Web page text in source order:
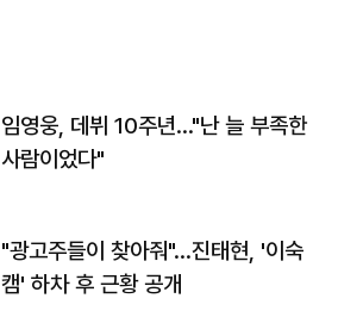
임영웅, 데뷔 10주년…"난 늘 부족한
사람이었다"
"광고주들이 찾아줘"…진태현, '이숙
캠' 하차 후 근황 공개